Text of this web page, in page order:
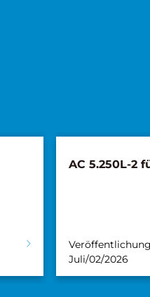
AC 5.250L-2 für Süderau
Veröffentlichung